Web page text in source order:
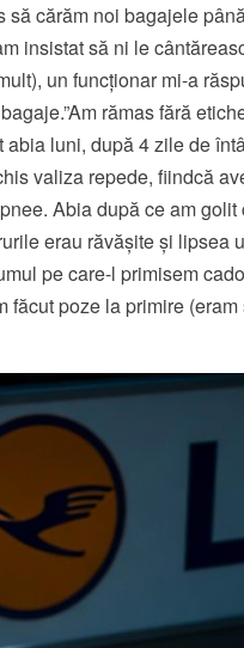
cărăm noi bagajele
insistat să ni le
un funcționar mi-a
rămas fără
luni, după 4 zile de
valiza repede, fiindcă
Abia după ce am golit
erau răvășite și lipsea
pe care-l primisem
poze la primire (eram